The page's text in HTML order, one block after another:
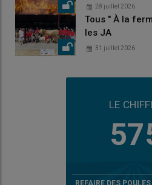
28 juillet 2026
Tous " À la
les JA
31 juillet 2026
LE
REFAIRE DES